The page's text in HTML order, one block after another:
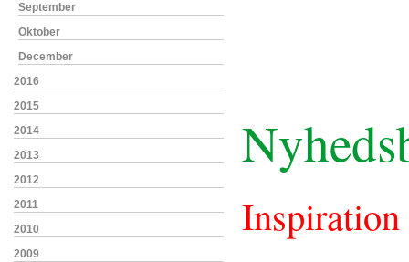
September
Oktober
December
2016
2015
2014
2013
2012
2011
2010
2009